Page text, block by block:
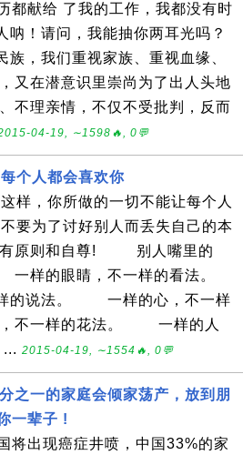
都献给 了我的工作，我都没有时
呐！请问，我能抽你两耳光吗？
，我们重视家族、重视血缘、
又在潜意识里崇尚为了出人头地
不理亲情，不仅不受批判，反而
04-19, ∼1598🔥, 0💬
个人都会喜欢你
，你所做的一切不能让每个人
为了讨好别人而丢失自己的本
原则和自尊! 别人嘴里的
样的眼睛，不一样的看法。
的说法。 一样的心，不一样
不一样的花法。 一样的人
2015-04-19, ∼1554🔥, 0💬
之一的家庭会倾家荡产，放到朋
一辈子 !
将出现癌症井喷，中国33%的家